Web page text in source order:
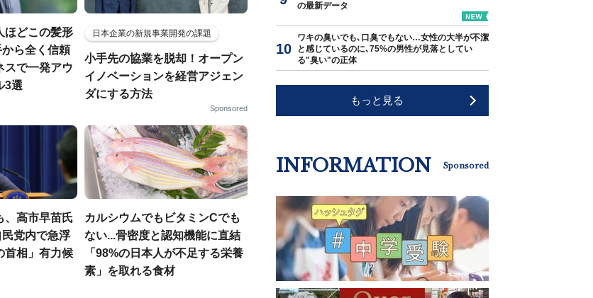
ほどこの髪形
ら全く信頼
スで一発アウ
3選
日本企業の新規事業開発の課題
小手先の協業を脱却！オープン
イノベーションを経営アジェン
ダにする方法
Sponsored
、高市早苗氏
党内で急浮
首相」有力候
カルシウムでもビタミンCでも
ない...骨密度と認知機能に直結
「98%の日本人が不足する栄養
素」を取れる食材
の最新データ
ワキの臭いでも､口臭でもない…女性の大半が不潔
と感じているのに､75%の男性が見落としてい
る"臭い"の正体
もっと見る
INFORMATION Sponsored